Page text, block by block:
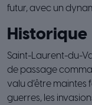
futur, avec un
Historique
Saint-Laurent-du-
de passage
valu d’être maintes
guerres, les